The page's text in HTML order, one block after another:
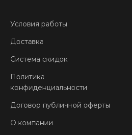
Условия работы
Доставка
Система скидок
Политика
конфиденциальности
Договор публичной оферты
О компании